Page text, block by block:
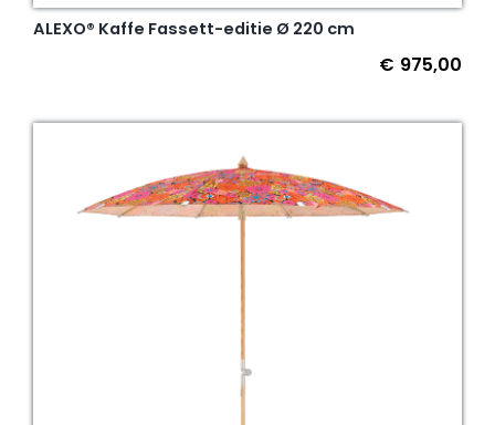
ALEXO® Kaffe Fassett-editie Ø 220 cm
€ 975,00